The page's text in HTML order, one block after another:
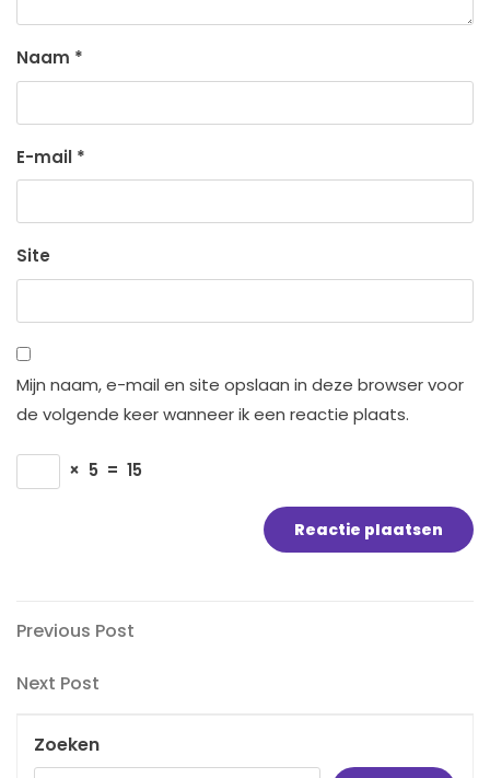
Naam *
E-mail *
Site
Mijn naam, e-mail en site opslaan in deze browser voor
de volgende keer wanneer ik een reactie plaats.
× 5 = 15
Bericht
navigatie
Previous
Previous Post
Next
Next Post
Zoeken